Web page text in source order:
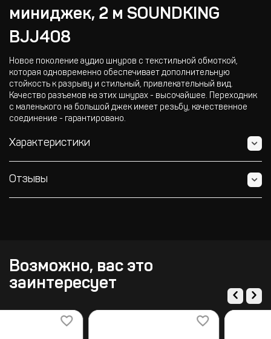
миниджек, 2 м SOUNDKING
BJJ408
Новое поколение аудио шнуров с текстильной обмоткой,
которая одновременно обеспечивает дополнительную
стойкость к разрыву и стильный, привлекательный вид.
Качество разъемов на этих шнурах - высочайшее. Переходник
с маленького на большой джек имеет резьбу, качественное
соединение - гарантировано.
Характеристики
Отзывы
Возможно, вас это
заинтересует